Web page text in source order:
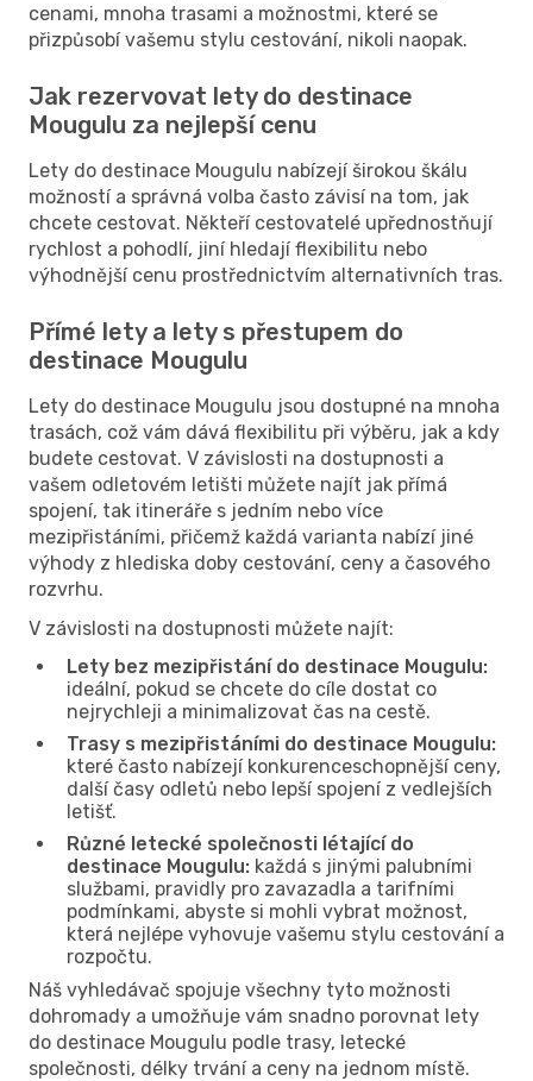
cenami, mnoha trasami a možnostmi, které se
přizpůsobí vašemu stylu cestování, nikoli naopak.
Jak rezervovat lety do destinace
Mougulu za nejlepší cenu
Lety do destinace Mougulu nabízejí širokou škálu
možností a správná volba často závisí na tom, jak
chcete cestovat. Někteří cestovatelé upřednostňují
rychlost a pohodlí, jiní hledají flexibilitu nebo
výhodnější cenu prostřednictvím alternativních tras.
Přímé lety a lety s přestupem do
destinace Mougulu
Lety do destinace Mougulu jsou dostupné na mnoha
trasách, což vám dává flexibilitu při výběru, jak a kdy
budete cestovat. V závislosti na dostupnosti a
vašem odletovém letišti můžete najít jak přímá
spojení, tak itineráře s jedním nebo více
mezipřistáními, přičemž každá varianta nabízí jiné
výhody z hlediska doby cestování, ceny a časového
rozvrhu.
V závislosti na dostupnosti můžete najít:
Lety bez mezipřistání do destinace Mougulu:
ideální, pokud se chcete do cíle dostat co
nejrychleji a minimalizovat čas na cestě.
Trasy s mezipřistáními do destinace Mougulu:
které často nabízejí konkurenceschopnější ceny,
další časy odletů nebo lepší spojení z vedlejších
letišť.
Různé letecké společnosti létající do
destinace Mougulu: každá s jinými palubními
službami, pravidly pro zavazadla a tarifními
podmínkami, abyste si mohli vybrat možnost,
která nejlépe vyhovuje vašemu stylu cestování a
rozpočtu.
Náš vyhledávač spojuje všechny tyto možnosti
dohromady a umožňuje vám snadno porovnat lety
do destinace Mougulu podle trasy, letecké
společnosti, délky trvání a ceny na jednom místě.